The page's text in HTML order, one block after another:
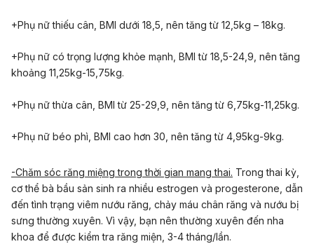
+Phụ nữ thiếu cân, BMI dưới 18,5, nên tăng từ 12,5kg – 18kg.
+Phụ nữ có trọng lượng khỏe mạnh, BMI từ 18,5-24,9, nên tăng
khoảng 11,25kg-15,75kg.
+Phụ nữ thừa cân, BMI từ 25-29,9, nên tăng từ 6,75kg-11,25kg.
+Phụ nữ béo phì, BMI cao hơn 30, nên tăng từ 4,95kg-9kg.
-Chăm sóc răng miệng trong thời gian mang thai. Trong thai kỳ,
cơ thể bà bầu sản sinh ra nhiều estrogen và progesterone, dẫn
đến tình trạng viêm nướu răng, chảy máu chân răng và nướu bị
sưng thường xuyên. Vì vậy, bạn nên thường xuyên đến nha
khoa để được kiểm tra răng miện, 3-4 tháng/lần.